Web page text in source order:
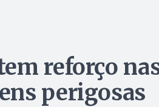
reforço
perigosas